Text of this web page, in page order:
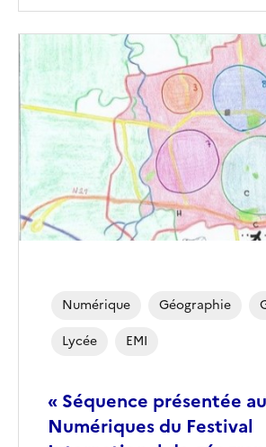
« Séquence présentée
Numériques du Festival
Numérique Géographie
Lycée
EMI
Image
de
couverture
(conseillée)